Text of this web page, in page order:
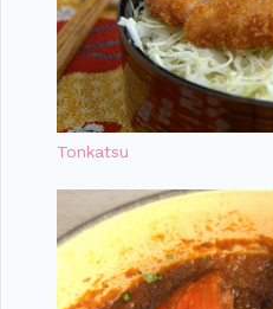
Tonkatsu